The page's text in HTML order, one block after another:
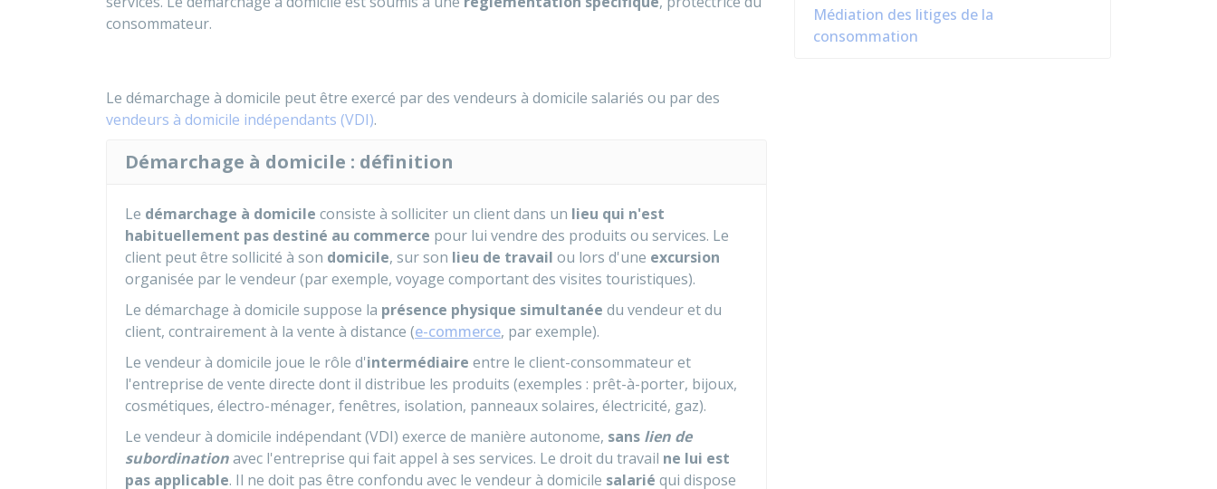
consommateur.
Le démarchage à domicile peut être exercé par des vendeurs à domicile salariés ou par des
vendeurs à domicile indépendants (VDI).
Démarchage à domicile : définition
Le démarchage à domicile consiste à solliciter un client dans un lieu qui n'est
habituellement pas destiné au commerce pour lui vendre des produits ou services. Le
client peut être sollicité à son domicile, sur son lieu de travail ou lors d'une excursion
organisée par le vendeur (par exemple, voyage comportant des visites touristiques).
Le démarchage à domicile suppose la présence physique simultanée du vendeur et du
client, contrairement à la vente à distance (e-commerce, par exemple).
Le vendeur à domicile joue le rôle d'intermédiaire entre le client-consommateur et
l'entreprise de vente directe dont il distribue les produits (exemples : prêt-à-porter, bijoux,
cosmétiques, électro-ménager, fenêtres, isolation, panneaux solaires, électricité, gaz).
Le vendeur à domicile indépendant (VDI) exerce de manière autonome, sans lien de
subordinationavec l'entreprise qui fait appel à ses services. Le droit du travail ne lui est
pas applicable. Il ne doit pas être confondu avec le vendeur à domicile salarié qui dispose
Médiation des litiges de la
consommation